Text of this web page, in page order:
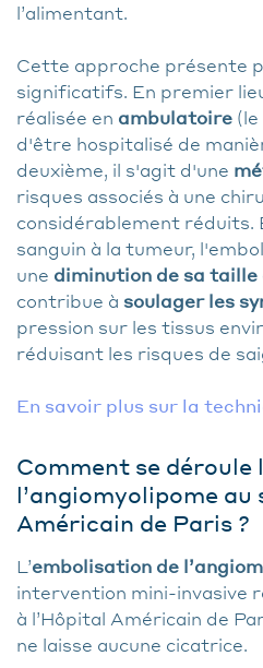
l’alimentant.
Cette approche présente
significatifs. En premier
réalisée en ambulatoire
d'être hospitalisé de
deuxième, il s'agit d'une
risques associés à une
considérablement réduits.
sanguin à la tumeur,
une diminution de sa
contribue à soulager les
pression sur les tissus
réduisant les risques de
En savoir plus sur la
Comment se déroule
l’angiomyolipome au
Américain de Paris ?
L’embolisation de
intervention mini-invasive
à l’Hôpital Américain de
ne laisse aucune cicatrice.